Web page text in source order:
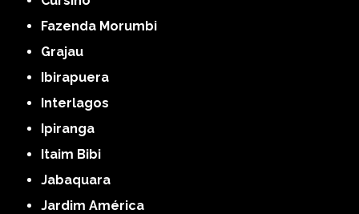
Fazenda Morumbi
Grajau
Ibirapuera
Interlagos
Ipiranga
Itaim Bibi
Jabaquara
Jardim América